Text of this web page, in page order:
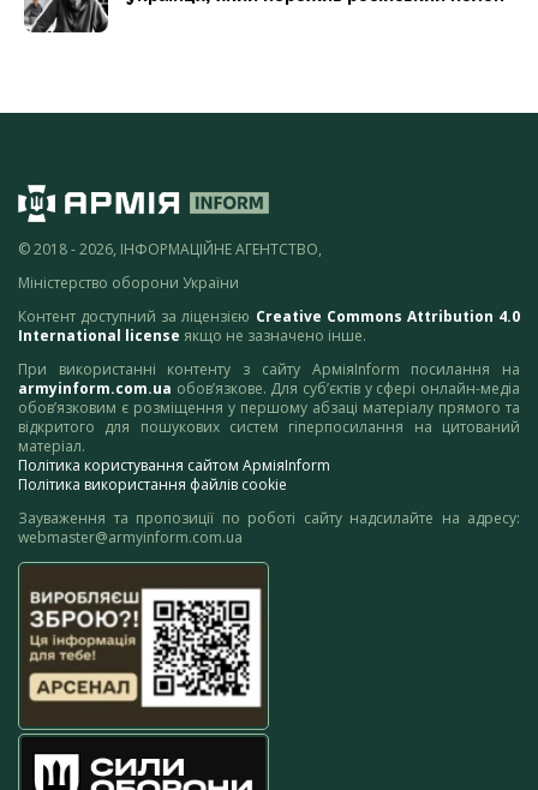
© 2018 - 2026, ІНФОРМАЦІЙНЕ АГЕНТСТВО,
Міністерство оборони України
Контент доступний за ліцензією Creative Commons Attribution 4.0
International license якщо не зазначено інше.
При використанні контенту з сайту АрміяInform посилання на
armyinform.com.ua обов’язкове. Для суб’єктів у сфері онлайн-медіа
обов’язковим є розміщення у першому абзаці матеріалу прямого та
відкритого для пошукових систем гіперпосилання на цитований
матеріал.
Політика користування сайтом АрміяInform
Політика використання файлів cookie
Зауваження та пропозиції по роботі сайту надсилайте на адресу:
webmaster@armyinform.com.ua